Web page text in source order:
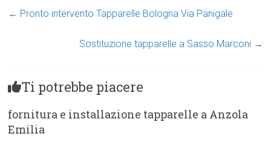
← Pronto intervento Tapparelle Bologna Via Panigale
Sostituzione tapparelle a Sasso Marconi →
Ti potrebbe piacere
fornitura e installazione tapparelle a Anzola
Emilia